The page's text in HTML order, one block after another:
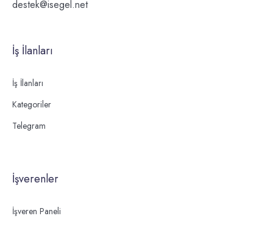
destek@isegel.net
İş İlanları
İş İlanları
Kategoriler
Telegram
İşverenler
İşveren Paneli